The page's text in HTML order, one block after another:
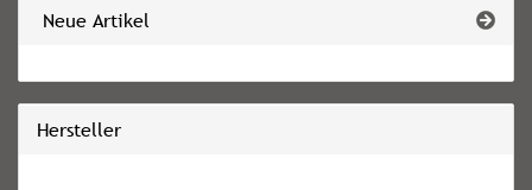
Neue Artikel
Hersteller